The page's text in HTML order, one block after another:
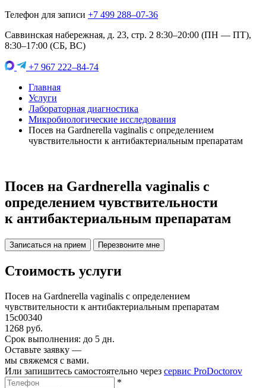
Телефон для записи +7 499 288–07-36
Саввинская набережная, д. 23, стр. 2 8:30–20:00 (ПН — ПТ),
8:30–17:00 (СБ, ВС)
+7 967 222–84-74
Главная
Услуги
Лабораторная диагностика
Микробиологические исследования
Посев на Gardnerella vaginalis c определением
чувствительности к антибактериальным препаратам
Посев на Gardnerella vaginalis c
определением чувствительности
к антибактериальным препаратам
Записаться на прием Перезвоните мне
Стоимость услуги
Посев на Gardnerella vaginalis c определением
чувствительности к антибактериальным препаратам
15c00340
1268 руб.
Срок выполнения: до 5 дн.
Оставьте заявку —
мы свяжемся с вами.
Или запишитесь самостоятельно через сервис ProDoctorov
*